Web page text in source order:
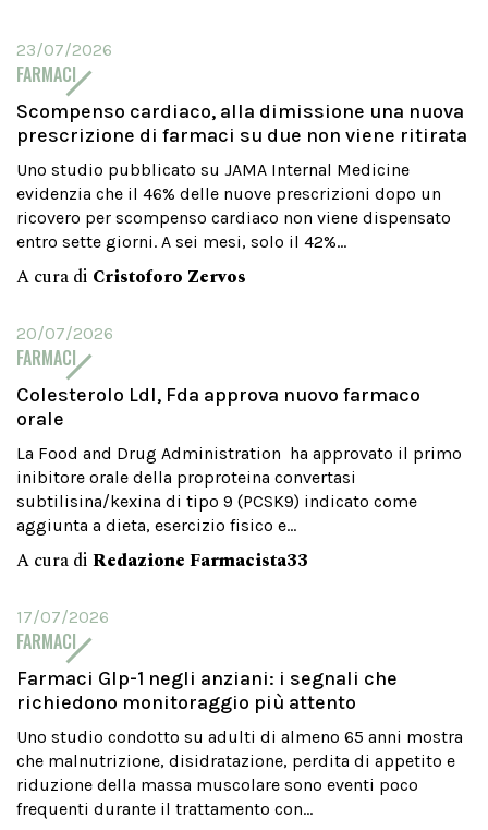
23/07/2026
FARMACI
Scompenso cardiaco, alla dimissione una nuova
prescrizione di farmaci su due non viene ritirata
Uno studio pubblicato su JAMA Internal Medicine
evidenzia che il 46% delle nuove prescrizioni dopo un
ricovero per scompenso cardiaco non viene dispensato
entro sette giorni. A sei mesi, solo il 42%...
A cura di Cristoforo Zervos
20/07/2026
FARMACI
Colesterolo Ldl, Fda approva nuovo farmaco
orale
La Food and Drug Administration ha approvato il primo
inibitore orale della proproteina convertasi
subtilisina/kexina di tipo 9 (PCSK9) indicato come
aggiunta a dieta, esercizio fisico e...
A cura di Redazione Farmacista33
17/07/2026
FARMACI
Farmaci Glp-1 negli anziani: i segnali che
richiedono monitoraggio più attento
Uno studio condotto su adulti di almeno 65 anni mostra
che malnutrizione, disidratazione, perdita di appetito e
riduzione della massa muscolare sono eventi poco
frequenti durante il trattamento con...